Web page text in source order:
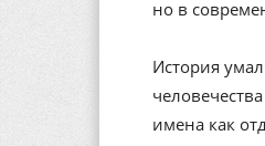
но в
История
имена как